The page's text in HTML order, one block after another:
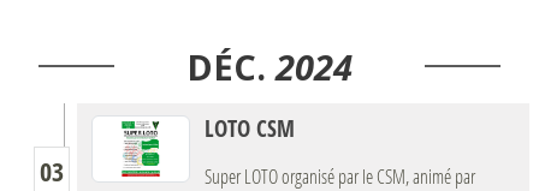
DÉC. 2024
03
LOTO CSM
Super LOTO organisé par le CSM, animé par